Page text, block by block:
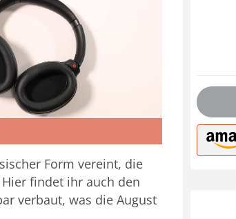
Form vereint, die
findet ihr auch den
verbaut, was die August